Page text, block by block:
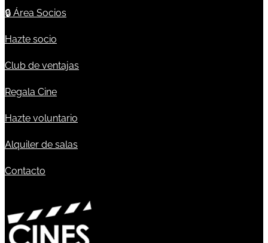
🔒 Área Socios
Hazte socio
Club de ventajas
Regala Cine
Hazte voluntario
Alquiler de salas
Contacto